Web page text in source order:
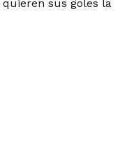
sus goles la